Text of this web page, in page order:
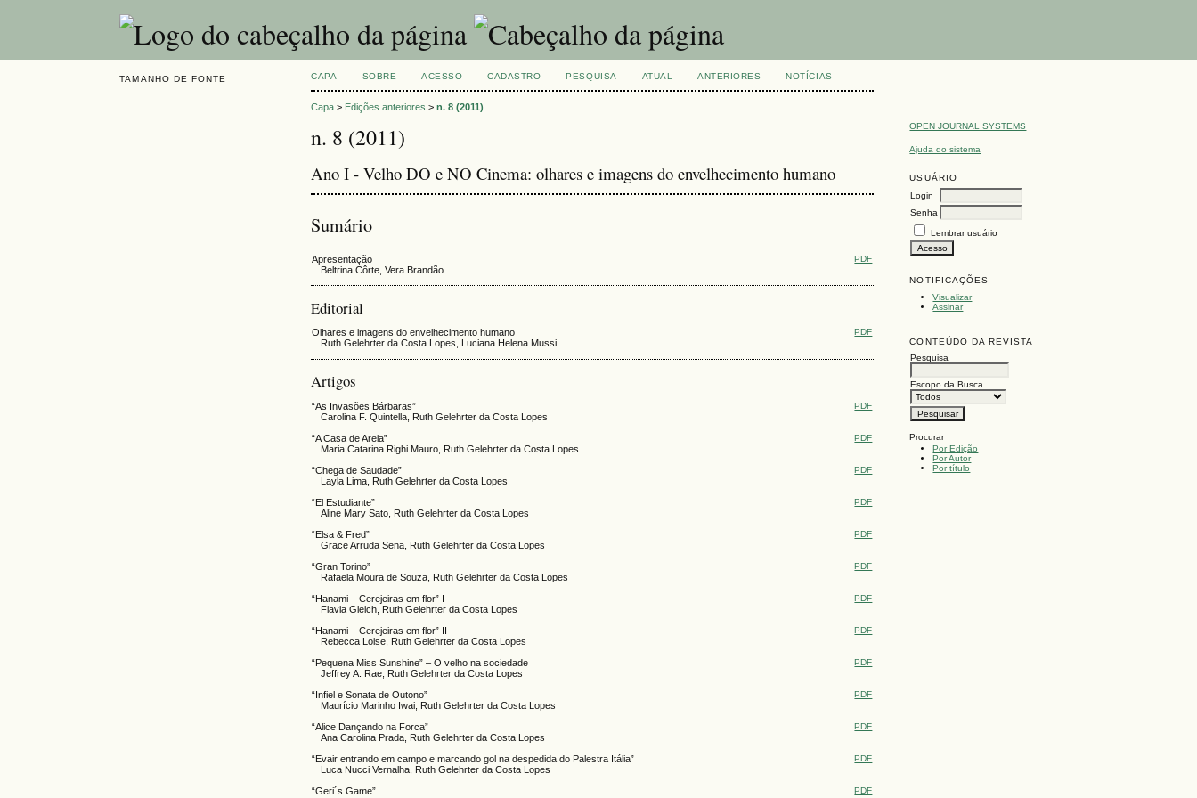
TAMANHO DE FONTE
OPEN JOURNAL SYSTEMS
Ajuda do sistema
USUÁRIO
Login
Senha
Lembrar usuário
NOTIFICAÇÕES
Visualizar
Assinar
CONTEÚDO DA REVISTA
Pesquisa
Escopo da Busca
Procurar
Por Edição
Por Autor
Por título
CAPA SOBRE ACESSO CADASTRO PESQUISA ATUAL ANTERIORES NOTÍCIAS
Capa > Edições anteriores >n. 8 (2011)
n. 8 (2011)
Ano I - Velho DO e NO Cinema: olhares e imagens do envelhecimento humano
Sumário
Apresentação
Beltrina Côrte, Vera Brandão
PDF
Editorial
Olhares e imagens do envelhecimento humano
Ruth Gelehrter da Costa Lopes, Luciana Helena Mussi
PDF
Artigos
“As Invasões Bárbaras”
Carolina F. Quintella, Ruth Gelehrter da Costa Lopes
PDF
“A Casa de Areia”
Maria Catarina Righi Mauro, Ruth Gelehrter da Costa Lopes
PDF
“Chega de Saudade”
Layla Lima, Ruth Gelehrter da Costa Lopes
PDF
“El Estudiante”
Aline Mary Sato, Ruth Gelehrter da Costa Lopes
PDF
“Elsa & Fred”
Grace Arruda Sena, Ruth Gelehrter da Costa Lopes
PDF
“Gran Torino”
Rafaela Moura de Souza, Ruth Gelehrter da Costa Lopes
PDF
“Hanami – Cerejeiras em flor” I
Flavia Gleich, Ruth Gelehrter da Costa Lopes
PDF
“Hanami – Cerejeiras em flor” II
Rebecca Loise, Ruth Gelehrter da Costa Lopes
PDF
“Pequena Miss Sunshine” – O velho na sociedade
Jeffrey A. Rae, Ruth Gelehrter da Costa Lopes
PDF
“Infiel e Sonata de Outono”
Maurício Marinho Iwai, Ruth Gelehrter da Costa Lopes
PDF
“Alice Dançando na Forca”
Ana Carolina Prada, Ruth Gelehrter da Costa Lopes
PDF
“Evair entrando em campo e marcando gol na despedida do Palestra Itália”
Luca Nucci Vernalha, Ruth Gelehrter da Costa Lopes
PDF
“Geri´s Game”
PDF